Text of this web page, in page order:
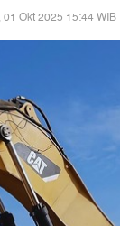
01 Okt 2025 15:44 WIB